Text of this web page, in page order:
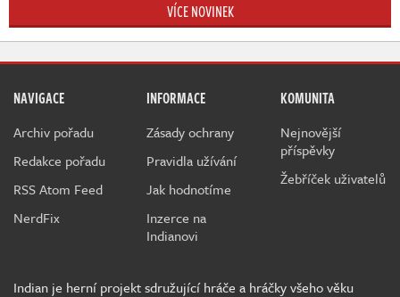
VÍCE NOVINEK
NAVIGACE
Archiv pořadu
Redakce pořadu
RSS Atom Feed
NerdFix
INFORMACE
Zásady ochrany
Pravidla užívání
Jak hodnotíme
Inzerce na
Indianovi
KOMUNITA
Nejnovější
příspěvky
Žebříček uživatelů
Indian je herní projekt sdružující hráče a hráčky všeho věku